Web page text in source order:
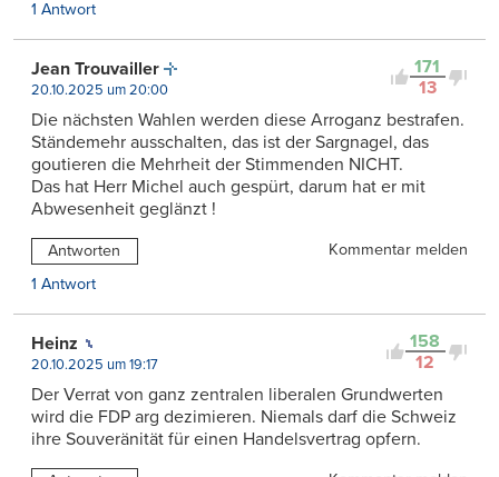
1 Antwort
171
13
Jean Trouvailler
20.10.2025 um 20:00
Die nächsten Wahlen werden diese Arroganz bestrafen.
Ständemehr ausschalten, das ist der Sargnagel, das
goutieren die Mehrheit der Stimmenden NICHT.
Das hat Herr Michel auch gespürt, darum hat er mit
Abwesenheit geglänzt !
Antworten
Kommentar melden
1 Antwort
158
12
Heinz
20.10.2025 um 19:17
Der Verrat von ganz zentralen liberalen Grundwerten
wird die FDP arg dezimieren. Niemals darf die Schweiz
ihre Souveränität für einen Handelsvertrag opfern.